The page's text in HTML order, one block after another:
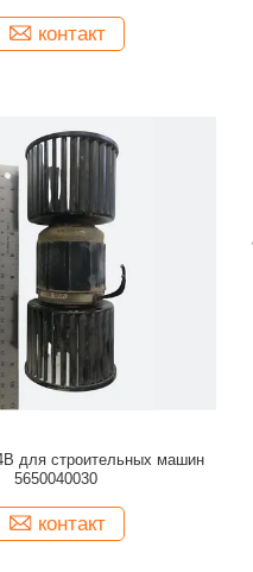
контакт
для строительных машин
5650040030
контакт